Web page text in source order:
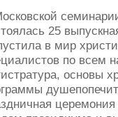
25
в мир
по всем
основы